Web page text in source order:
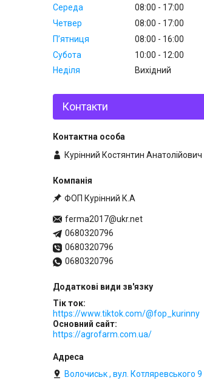
Середа
08:00
17:00
Четвер
08:00
17:00
Пʼятниця
08:00
16:00
Субота
10:00
12:00
Неділя
Вихідний
Контакти
Курінний Костянтин Анатолійович
ФОП Курінний К.А
ferma2017@ukr.net
0680320796
0680320796
0680320796
Тік ток
https://www.tiktok.com/@fop_kurinny
Основний сайт
https://agrofarm.com.ua/
Волочиськ , вул. Котляревського 9